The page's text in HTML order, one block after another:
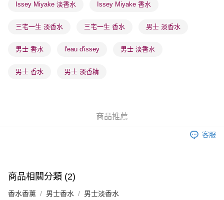
物流公司進行物流配送
取。逾期會取消訂單，並不會安排重寄
取。逾期會取消訂單，並不會安排重寄
Issey Miyake 淡香水 Issey Miyake 香水
三宅一生 淡香水 三宅一生 香水 男士 淡香水
男士 香水 l'eau d'issey 男士 淡香水
男士 香水 男士 淡香精
商品推薦
客服
商品相關分類 (2)
香水香薰 男士香水 男士淡香水